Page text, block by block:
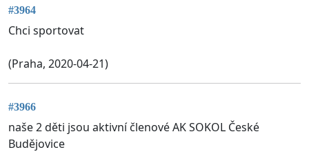
#3964
Chci sportovat
(Praha, 2020-04-21)
#3966
naše 2 děti jsou aktivní členové AK SOKOL České
Budějovice